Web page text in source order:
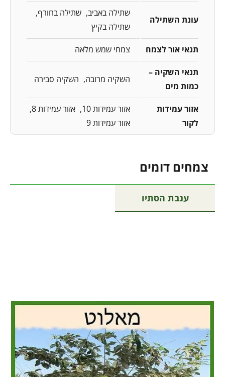
עונת השתילה
שתילה באביב שתילה בחורף
שתילה בקיץ
תנאי אור לצמח צמחי שמש מלאה
תנאי השקיה –
כמות מים
השקיה מרובה השקיה סבירה
אזור עמידות
לקור
אזור עמידות 10
אזור עמידות 8
אזור עמידות 9
צמחים דומים
ענבת הסתיו